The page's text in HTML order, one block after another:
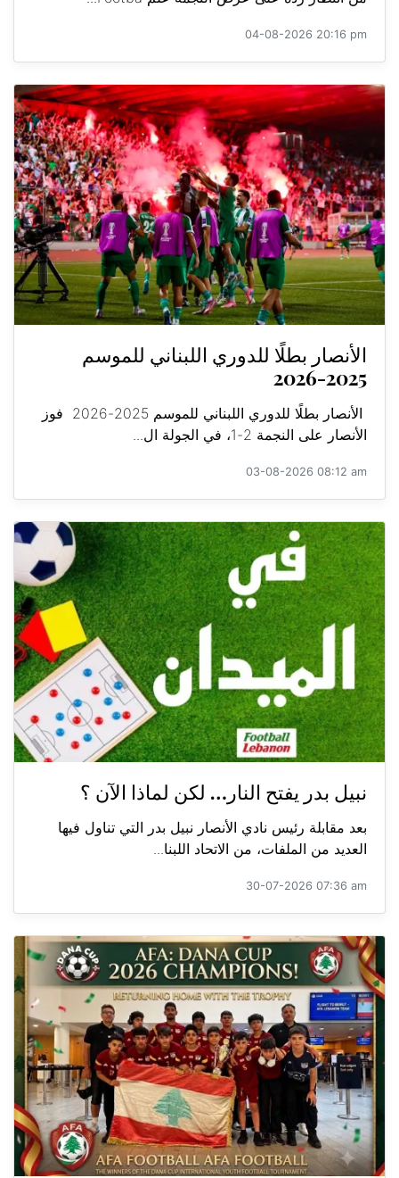
04-08-2026 20:16 pm
الأنصار بطلًا للدوري اللبناني للموسم
2025-2026
الأنصار بطلًا للدوري اللبناني للموسم 2025-2026 فوز
الأنصار على النجمة 2-1، في الجولة ال...
03-08-2026 08:12 am
نبيل بدر يفتح النار… لكن لماذا الآن ؟
بعد مقابلة رئيس نادي الأنصار نبيل بدر التي تناول فيها
العديد من الملفات، من الاتحاد اللبنا...
30-07-2026 07:36 am